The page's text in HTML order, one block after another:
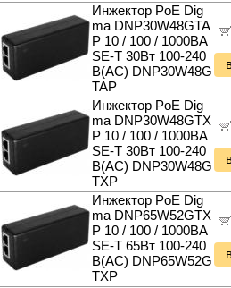
Инжектор PoE Dig
ma DNP30W48GTA
P 10 / 100 / 1000BA
SE-T 30Вт 100-240
В(АС) DNP30W48G
TAP
Инжектор PoE Dig
ma DNP30W48GTX
P 10 / 100 / 1000BA
SE-T 30Вт 100-240
В(АС) DNP30W48G
TXP
Инжектор PoE Dig
ma DNP65W52GTX
P 10 / 100 / 1000BA
SE-T 65Вт 100-240
В(АС) DNP65W52G
TXP